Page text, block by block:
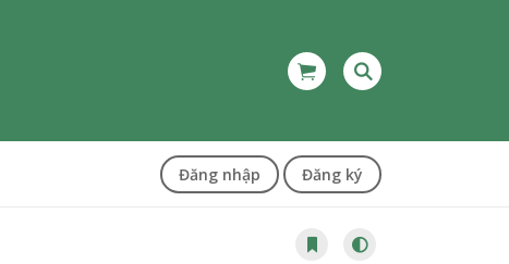
Đăng nhập Đăng ký